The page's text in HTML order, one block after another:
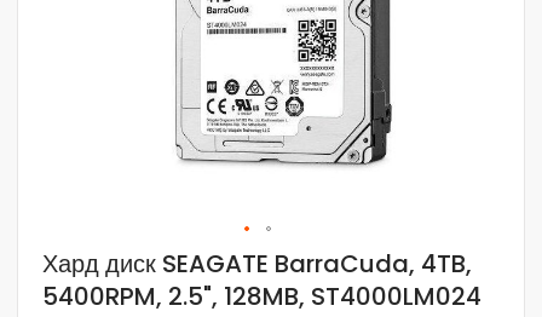
Skip
to
the
Хард диск SEAGATE BarraCuda, 4TB,
5400RPM, 2.5", 128MB, ST4000LM024